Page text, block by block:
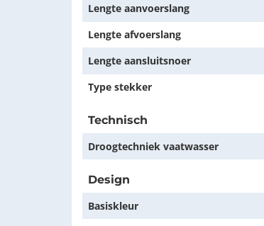
Lengte aanvoerslang
Lengte afvoerslang
Lengte aansluitsnoer
Type stekker
Technisch
Droogtechniek vaatwasser
Design
Basiskleur